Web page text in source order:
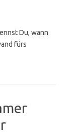
Du, wann
fürs